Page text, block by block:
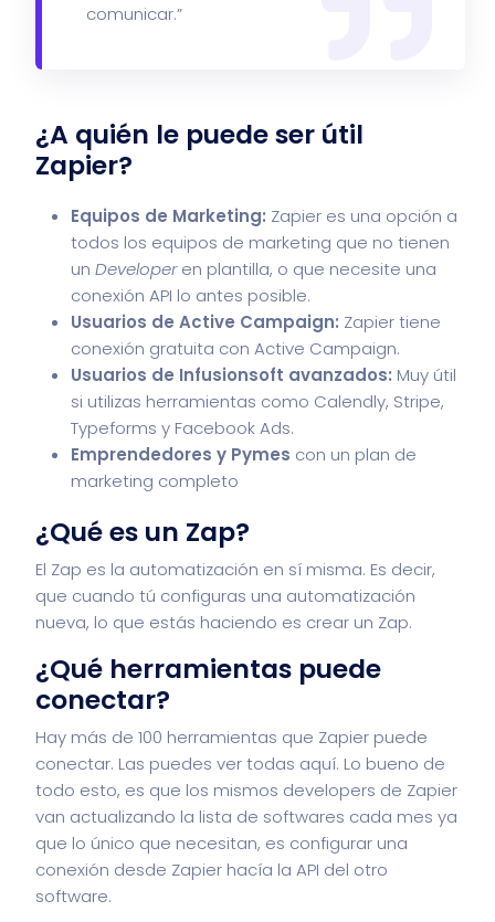
comunicar.”
¿A quién le puede ser útil
Zapier?
Equipos de Marketing: Zapier es una opción a
todos los equipos de marketing que no tienen
un Developeren plantilla, o que necesite una
conexión API lo antes posible.
Usuarios de Active Campaign: Zapier tiene
conexión gratuita con Active Campaign.
Usuarios de Infusionsoft avanzados: Muy útil
si utilizas herramientas como Calendly, Stripe,
Typeforms y Facebook Ads.
Emprendedores y Pymes con un plan de
marketing completo
¿Qué es un Zap?
El Zap es la automatización en sí misma. Es decir,
que cuando tú configuras una automatización
nueva, lo que estás haciendo es crear un Zap.
¿Qué herramientas puede
conectar?
Hay más de 100 herramientas que Zapier puede
conectar. Las puedes ver todas aquí. Lo bueno de
todo esto, es que los mismos developers de Zapier
van actualizando la lista de softwares cada mes ya
que lo único que necesitan, es configurar una
conexión desde Zapier hacía la API del otro
software.